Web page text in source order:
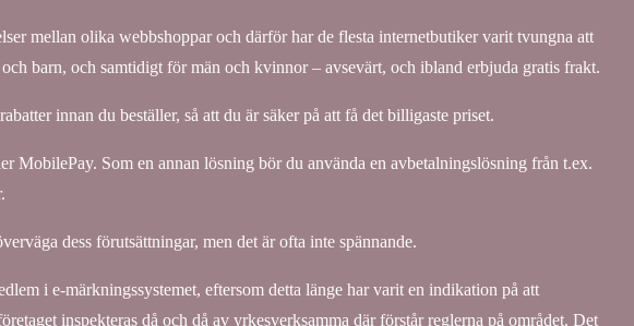
mellan olika webbshoppar och därför har de flesta internetbutiker varit tvungna att
barn, och samtidigt för män och kvinnor – avsevärt, och ibland erbjuda gratis frakt.
innan du beställer, så att du är säker på att få det billigaste priset.
MobilePay. Som en annan lösning bör du använda en avbetalningslösning från t.ex.
dess förutsättningar, men det är ofta inte spännande.
i e-märkningssystemet, eftersom detta länge har varit en indikation på att
inspekteras då och då av yrkesverksamma där förstår reglerna på området. Det